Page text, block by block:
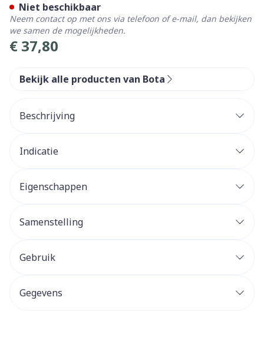
€ 37,80
Niet beschikbaar
Neem contact op met ons via telefoon of e-mail, dan bekijken
we samen de mogelijkheden.
Bekijk alle producten van Bota
Beschrijving
Indicatie
Eigenschappen
Samenstelling
Gebruik
Gegevens